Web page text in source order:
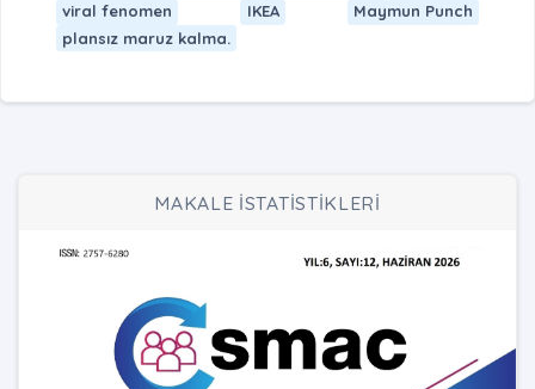
viral fenomen
IKEA
Maymun Punch
plansız maruz kalma.
MAKALE İSTATİSTİKLERİ